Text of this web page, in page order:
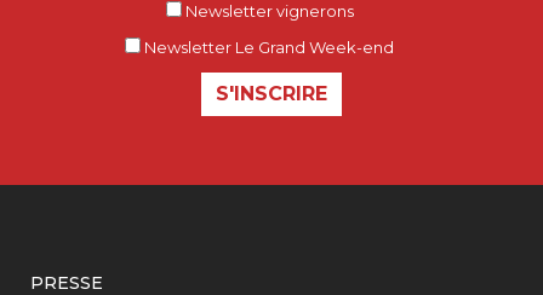
Newsletter vignerons
Newsletter Le Grand Week-end
S'INSCRIRE
PRESSE